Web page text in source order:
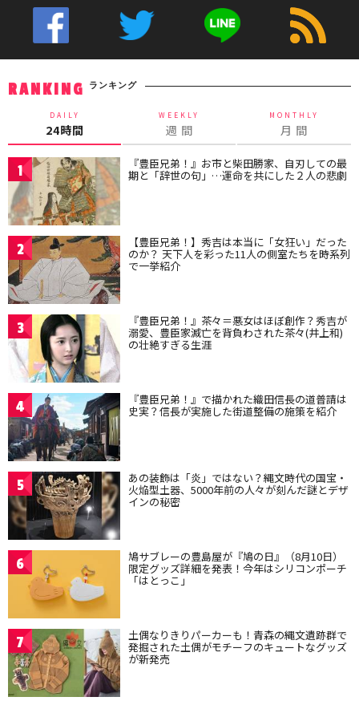
RANKING ランキング
DAILY
24時間
WEEKLY
週 間
MONTHLY
月 間
1 『豊臣兄弟！』お市と柴田勝家、自刃しての最
期と「辞世の句」…運命を共にした２人の悲劇
2 【豊臣兄弟！】秀吉は本当に「女狂い」だった
のか？ 天下人を彩った11人の側室たちを時系列
で一挙紹介
3 『豊臣兄弟！』茶々＝悪女はほぼ創作？秀吉が
溺愛、豊臣家滅亡を背負わされた茶々(井上和)
の壮絶すぎる生涯
4 『豊臣兄弟！』で描かれた織田信長の道普請は
史実？信長が実施した街道整備の施策を紹介
5 あの装飾は「炎」ではない？縄文時代の国宝・
火焔型土器、5000年前の人々が刻んだ謎とデザ
インの秘密
6 鳩サブレーの豊島屋が『鳩の日』（8月10日）
限定グッズ詳細を発表！今年はシリコンポーチ
「はとっこ」
7 土偶なりきりパーカーも！青森の縄文遺跡群で
発掘された土偶がモチーフのキュートなグッズ
が新発売